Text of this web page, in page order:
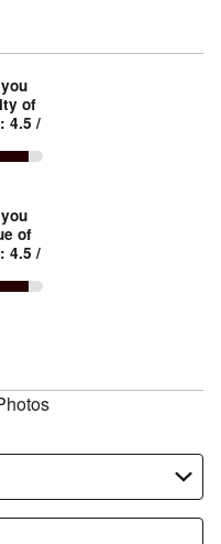
of
: 4.5 /
of
: 4.5 /